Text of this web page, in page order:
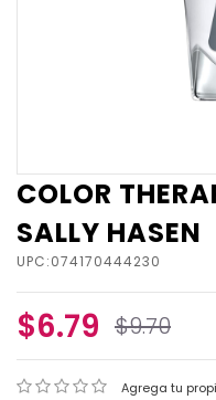
COLOR
SALLY HASEN
UPC:074170444230
$6.79 $9.70
Agrega tu